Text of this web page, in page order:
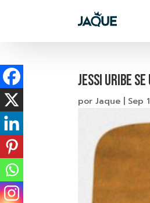
JESSI URIBE
porJaque | Sep